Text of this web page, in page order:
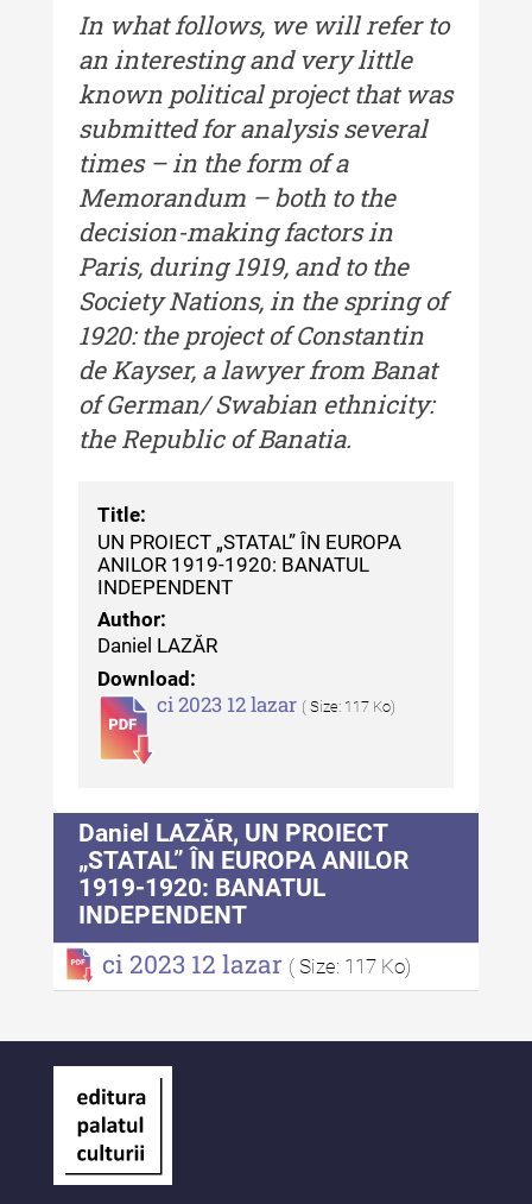
Anuarul Muzeului Etnografic al
Moldovei - XX / 2020
Indexul Complet
Buletinul Muzeului Științei și
Tehnicii ”Ștefan Procopiu”
Buletinul Muzeului Științei și
Tehnicii ”Ștefan Procopiu” - An
XV / Nr. 15 / 2021
Buletinul Muzeului Științei și
Tehnicii ”Ștefan Procopiu” - An
XIV / Nr. 14 / 2020
Buletinul Muzeului Științei și
XII / Nr. 13 / 2019
Indexul Complet
Buletinul Centrului de Cercetare și
Conservare-Restaurare a
Patrimoniului
Buletinul Centrului de Cercetare
și Conservare-Restaurare a
Patrimoniului - 2021
Buletinul Centrului de Cercetare
și Conservare-Restaurare a
Patrimoniului - 2020
Buletinul Centrului de Cercetare
și Conservare-Restaurare a
Patrimoniului - 2019
MediCult - Revista de mediere
culturală
MediCult - Revista de mediere
culturală IV (2025)
In what follows, we will refer to
an interesting and very little
known political project that was
submitted for analysis several
times – in the form of a
Memorandum – both to the
decision-making factors in
Paris, during 1919, and to the
Society Nations, in the spring of
1920: the project of Constantin
de Kayser, a lawyer from Banat
of German/ Swabian ethnicity:
the Republic of Banatia.
Title:
UN PROIECT „STATAL” ÎN EUROPA
ANILOR 1919-1920: BANATUL
INDEPENDENT
Author:
Daniel LAZĂR
Download:
ci 2023 12 lazar ( Size: 117 Ko)
Daniel LAZĂR, UN PROIECT
„STATAL” ÎN EUROPA ANILOR
1919-1920: BANATUL
INDEPENDENT
ci 2023 12 lazar ( Size: 117 Ko)